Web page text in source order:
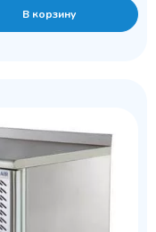
В корзину